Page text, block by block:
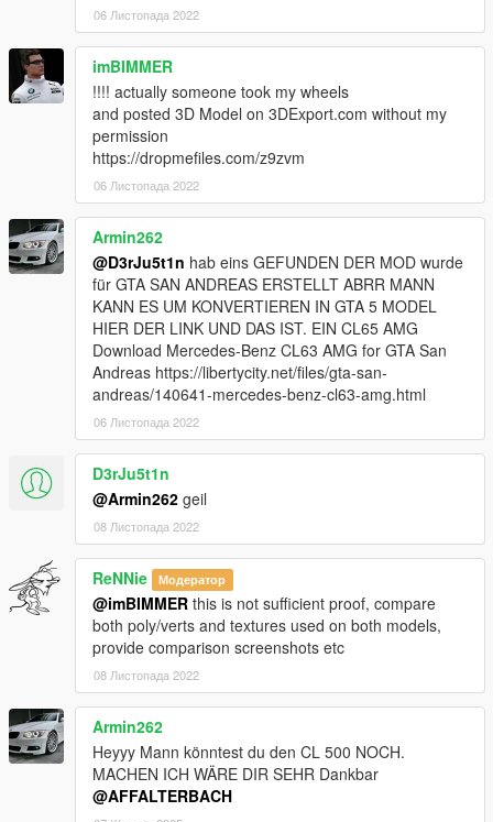
06 Листопада 2022
imBIMMER
!!!! actually someone took my wheels
and posted 3D Model on 3DExport.com without my
permission
https://dropmefiles.com/z9zvm
06 Листопада 2022
Armin262
@D3rJu5t1n hab eins GEFUNDEN DER MOD wurde
für GTA SAN ANDREAS ERSTELLT ABRR MANN
KANN ES UM KONVERTIEREN IN GTA 5 MODEL
HIER DER LINK UND DAS IST. EIN CL65 AMG
Download Mercedes-Benz CL63 AMG for GTA San
Andreas https://libertycity.net/files/gta-san-
andreas/140641-mercedes-benz-cl63-amg.html
06 Листопада 2022
D3rJu5t1n
@Armin262 geil
08 Листопада 2022
ReNNie Модератор
@imBIMMER this is not sufficient proof, compare
both poly/verts and textures used on both models,
provide comparison screenshots etc
08 Листопада 2022
Armin262
Heyyy Mann könntest du den CL 500 NOCH.
MACHEN ICH WÄRE DIR SEHR Dankbar
@AFFALTERBACH